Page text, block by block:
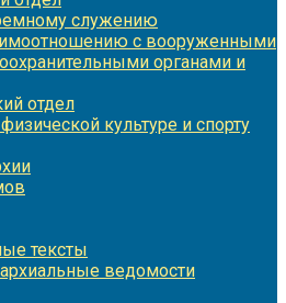
служению
с вооруженными
органами и
отдел
культуре и спорту
тексты
ведомости